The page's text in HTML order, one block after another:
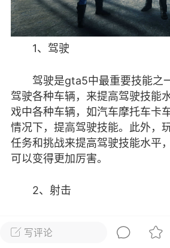
游戏商城
游民通 Lv.13
版主
19 23:03
电脑端 问题解决
我在商城购买的虚拟产品显示
在那里查看卡密？
：下单以后在右边消息栏查看卡密
写评论
1、驾驶
驾驶是gta5中最重要技能之
驾驶各种车辆，来提高驾驶技能
戏中各种车辆，如汽车摩托车卡
情况下，提高驾驶技能。此外，
任务和挑战来提高驾驶技能水平
可以变得更加厉害。
2、射击
射击是gta5中非常重要，玩家
种目标，提高射击技能水平。玩